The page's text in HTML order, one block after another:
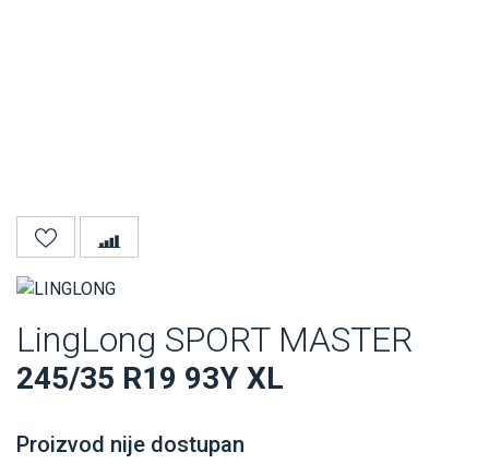
LingLong SPORT MASTER
245/35 R19 93Y XL
Proizvod nije dostupan